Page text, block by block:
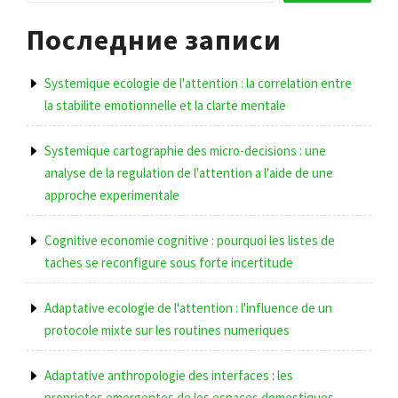
Последние записи
Systemique ecologie de l'attention : la correlation entre
la stabilite emotionnelle et la clarte mentale
Systemique cartographie des micro-decisions : une
analyse de la regulation de l'attention a l'aide de une
approche experimentale
Cognitive economie cognitive : pourquoi les listes de
taches se reconfigure sous forte incertitude
Adaptative ecologie de l'attention : l'influence de un
protocole mixte sur les routines numeriques
Adaptative anthropologie des interfaces : les